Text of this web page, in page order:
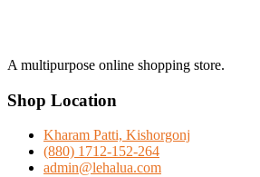
A multipurpose online shopping store.
Shop Location
Kharam Patti, Kishorgonj
(880) 1712-152-264
admin@lehalua.com